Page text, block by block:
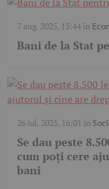
7 aug. 2025, 13:44în
Bani de la Stat
26 iul. 2025, 16:01 în
Se dau peste
cum poți cere
bani